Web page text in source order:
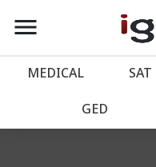
account_balance หน้าแรก
เว็บไซต์อิกไนท์
menu
MEDICAL SAT
GED
We could not